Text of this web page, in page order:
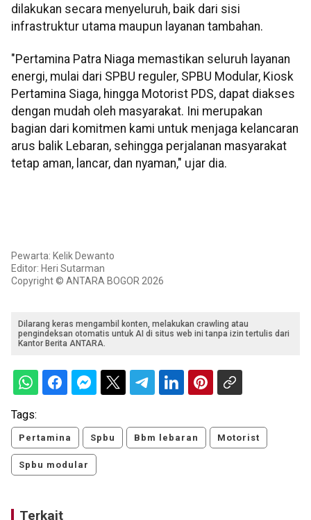
dilakukan secara menyeluruh, baik dari sisi
infrastruktur utama maupun layanan tambahan.
"Pertamina Patra Niaga memastikan seluruh layanan
energi, mulai dari SPBU reguler, SPBU Modular, Kiosk
Pertamina Siaga, hingga Motorist PDS, dapat diakses
dengan mudah oleh masyarakat. Ini merupakan
bagian dari komitmen kami untuk menjaga kelancaran
arus balik Lebaran, sehingga perjalanan masyarakat
tetap aman, lancar, dan nyaman," ujar dia.
Pewarta: Kelik Dewanto
Editor: Heri Sutarman
Copyright © ANTARA BOGOR 2026
Dilarang keras mengambil konten, melakukan crawling atau
pengindeksan otomatis untuk AI di situs web ini tanpa izin tertulis dari
Kantor Berita ANTARA.
Tags:
Pertamina Spbu Bbm lebaran Motorist
Spbu modular
Terkait